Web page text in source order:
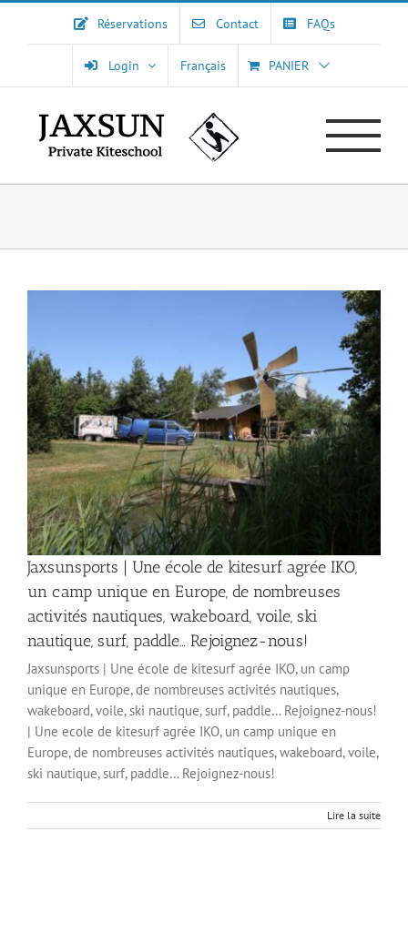
Réservations Contact FAQs
Login Français PANIER
Jaxsunsports | Une école de kitesurf agrée IKO,
un camp unique en Europe, de nombreuses
activités nautiques, wakeboard, voile, ski
nautique, surf, paddle… Rejoignez-nous!
Jaxsunsports | Une école de kitesurf agrée IKO, un camp
unique en Europe, de nombreuses activités nautiques,
wakeboard, voile, ski nautique, surf, paddle… Rejoignez-nous!
| Une ecole de kitesurf agrée IKO, un camp unique en
Europe, de nombreuses activités nautiques, wakeboard, voile,
ski nautique, surf, paddle… Rejoignez-nous!
Lire la suite